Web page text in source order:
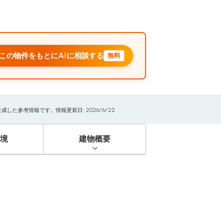
の物件をもとにAIに相談する 無料
成した参考情報です。情報更新日: 2026/6/22
建物概要